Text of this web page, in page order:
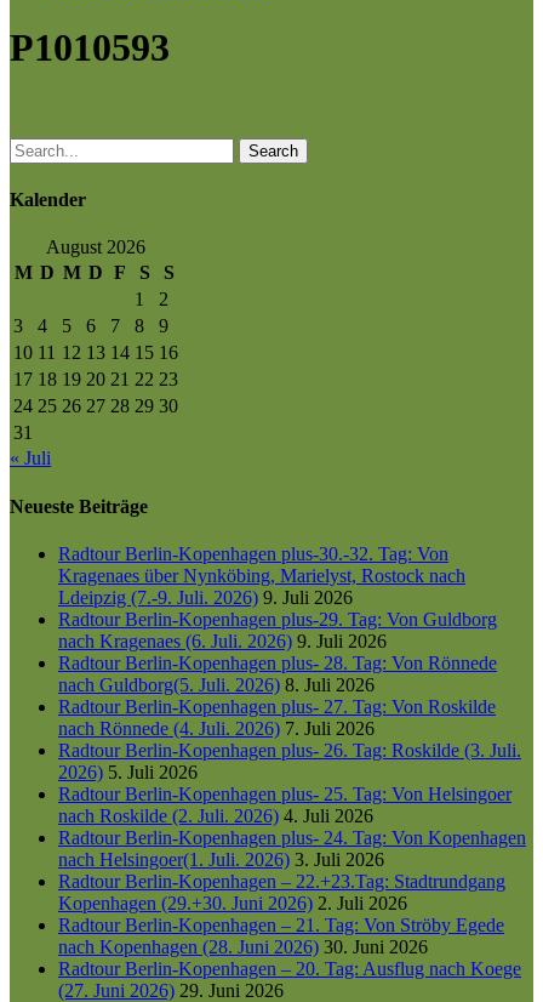
P1010593
Search
Kalender
August 2026
M D M D F S
S
1
2
3
4 5 6 7 8
9
10 11 12 13 14 15 16
17 18 19 20 21 22 23
24 25 26 27 28 29 30
31
« Juli
Neueste Beiträge
Radtour Berlin-Kopenhagen plus-30.-32. Tag: Von
Kragenaes über Nynköbing, Marielyst, Rostock nach
Ldeipzig (7.-9. Juli. 2026) 9. Juli 2026
Radtour Berlin-Kopenhagen plus-29. Tag: Von Guldborg
nach Kragenaes (6. Juli. 2026) 9. Juli 2026
Radtour Berlin-Kopenhagen plus- 28. Tag: Von Rönnede
nach Guldborg(5. Juli. 2026) 8. Juli 2026
Radtour Berlin-Kopenhagen plus- 27. Tag: Von Roskilde
nach Rönnede (4. Juli. 2026) 7. Juli 2026
Radtour Berlin-Kopenhagen plus- 26. Tag: Roskilde (3. Juli.
2026) 5. Juli 2026
Radtour Berlin-Kopenhagen plus- 25. Tag: Von Helsingoer
nach Roskilde (2. Juli. 2026) 4. Juli 2026
Radtour Berlin-Kopenhagen plus- 24. Tag: Von Kopenhagen
nach Helsingoer(1. Juli. 2026) 3. Juli 2026
Radtour Berlin-Kopenhagen – 22.+23.Tag: Stadtrundgang
Kopenhagen (29.+30. Juni 2026) 2. Juli 2026
Radtour Berlin-Kopenhagen – 21. Tag: Von Ströby Egede
nach Kopenhagen (28. Juni 2026) 30. Juni 2026
Radtour Berlin-Kopenhagen – 20. Tag: Ausflug nach Koege
(27. Juni 2026) 29. Juni 2026